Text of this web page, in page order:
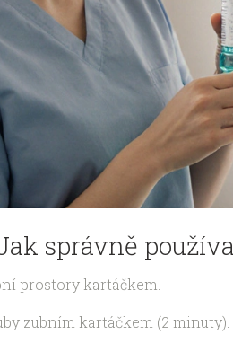
správně
prostory kartáčkem.
zubním kartáčkem (2 minuty).